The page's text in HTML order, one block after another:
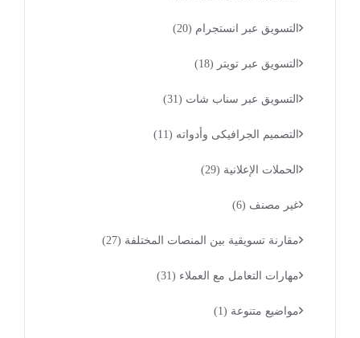
التسويق عبر انستجرام (20)
التسويق عبر تويتر (18)
التسويق عبر سناب شات (31)
التصميم الجرافيكى وأدواته (11)
الحملات الإعلانية (29)
غير مصنف (6)
مقارنة تسويقية بين المنصات المختلفة (27)
مهارات التعامل مع العملاء (31)
مواضيع متنوعة (1)